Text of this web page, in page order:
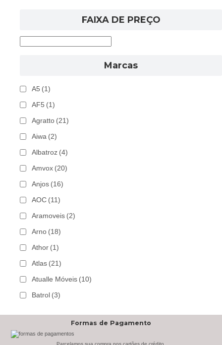
FAIXA DE PREÇO
Marcas
A5 (1)
AF5 (1)
Agratto (21)
Aiwa (2)
Albatroz (4)
Amvox (20)
Anjos (16)
AOC (11)
Aramoveis (2)
Arno (18)
Athor (1)
Atlas (21)
Atualle Móveis (10)
Batrol (3)
Bem Estar Clima (2)
Formas de Pagamento
Parcelamos sua compra nos cartões de crédito.